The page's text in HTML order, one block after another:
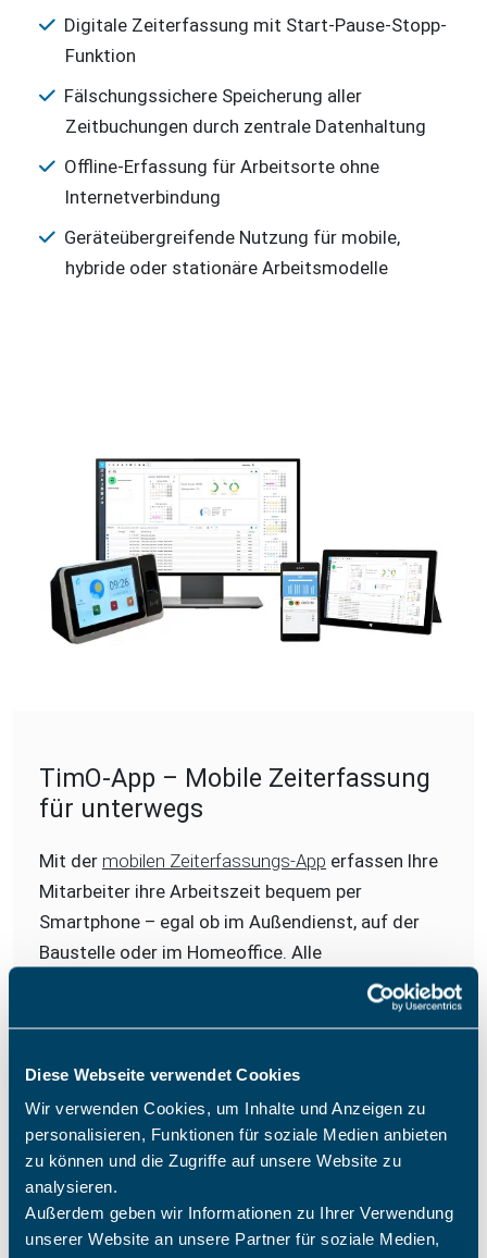
Diese Webseite verwendet Cookies
Wir verwenden Cookies, um Inhalte und Anzeigen zu
personalisieren, Funktionen für soziale Medien anbieten
zu können und die Zugriffe auf unsere Website zu
analysieren.
Außerdem geben wir Informationen zu Ihrer Verwendung
unserer Website an unsere Partner für soziale Medien,
Digitale Zeiterfassung mit Start-Pause-Stopp-
Funktion
Fälschungssichere Speicherung aller
Zeitbuchungen durch zentrale Datenhaltung
Offline-Erfassung für Arbeitsorte ohne
Internetverbindung
Geräteübergreifende Nutzung für mobile,
hybride oder stationäre Arbeitsmodelle
TimO-App – Mobile Zeiterfassung
für unterwegs
Mit der mobilen Zeiterfassungs-App erfassen Ihre
Mitarbeiter ihre Arbeitszeit bequem per
Smartphone – egal ob im Außendienst, auf der
Baustelle oder im Homeoffice. Alle
Zeitbuchungen werden in Echtzeit an die zentrale
Das bietet Ihnen die mobile App:
Kommen-/Gehen-Erfassung direkt am Handy –
per Klick auf Start und Stopp
Internetverbindung – Daten werden